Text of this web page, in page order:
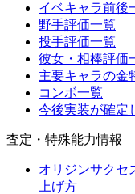
イベキャラ前後
野手評価一覧
投手評価一覧
彼女・相棒評価
主要キャラの金
コンボ一覧
今後実装が確定
査定・特殊能力情報
オリジンサクセ
上げ方